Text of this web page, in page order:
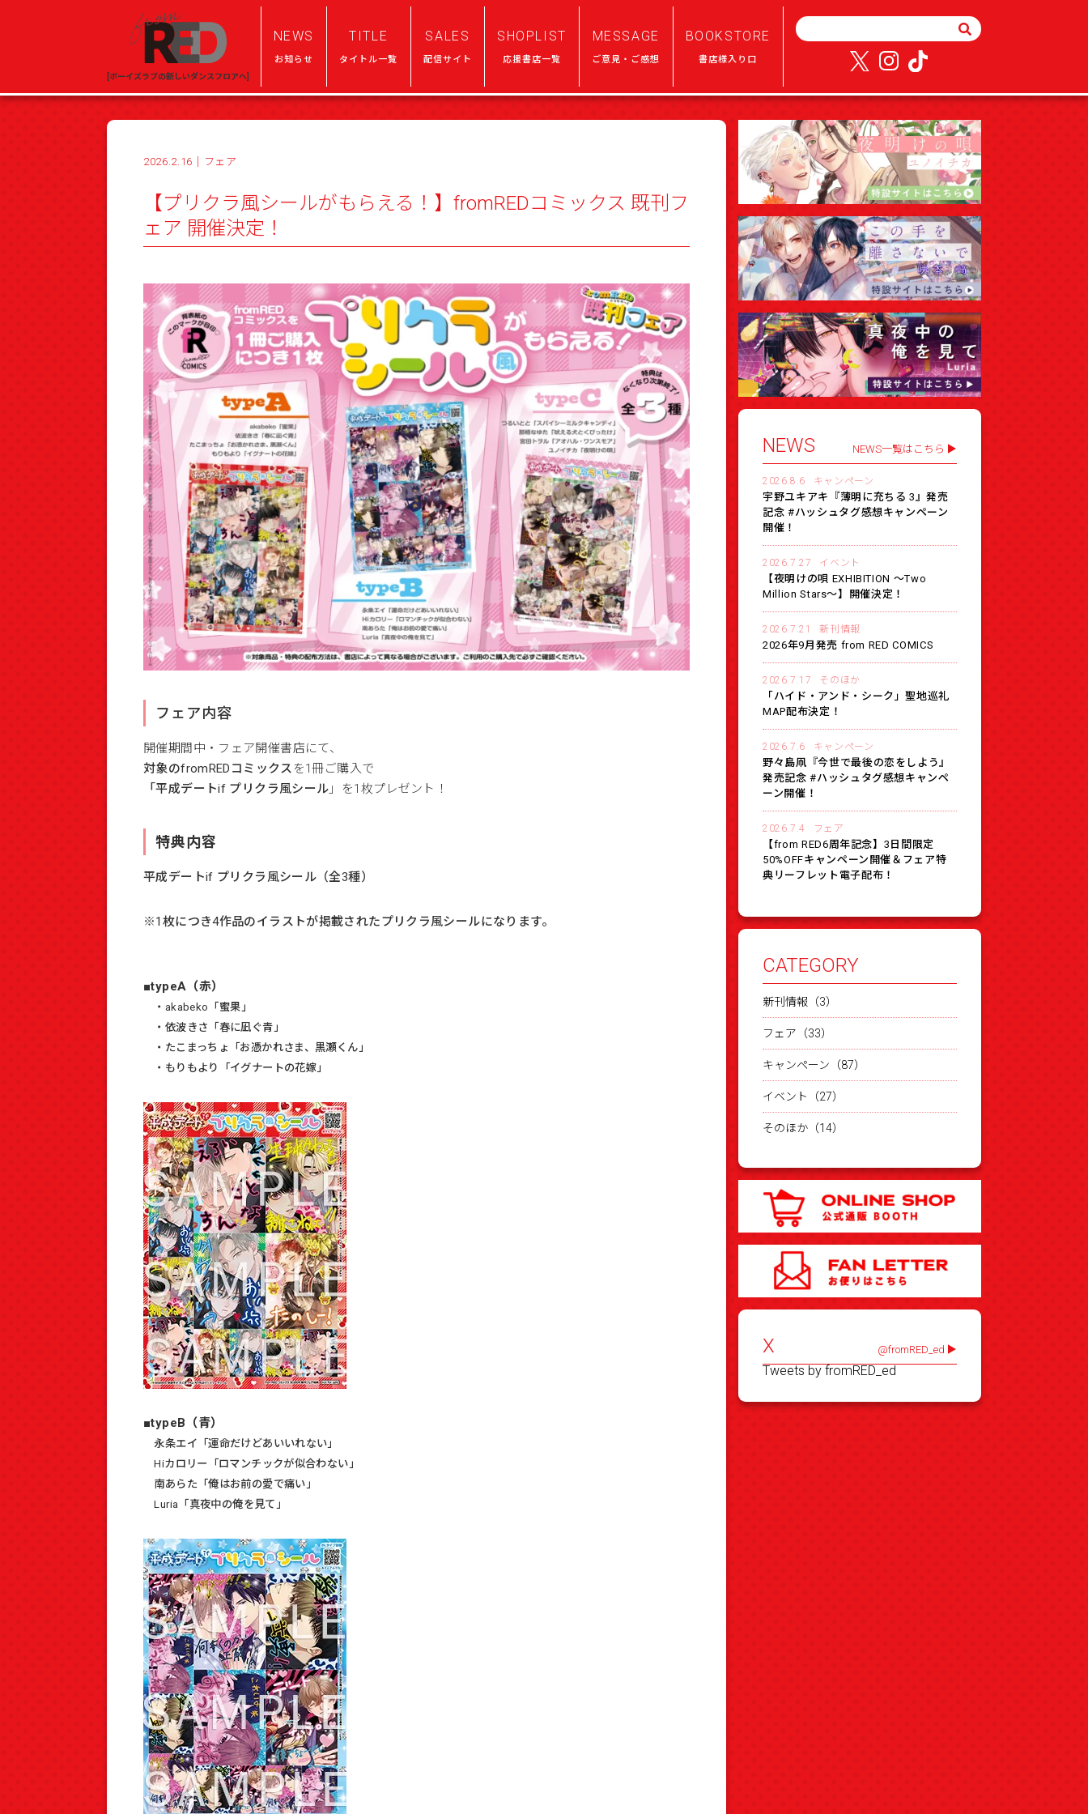
[ボーイズラブの新しいダンスフロアへ]
NEWS
お知らせ
TITLE
タイトル一覧
SALES
配信サイト
SHOPLIST
応援書店一覧
MESSAGE
ご意見・ご感想
BOOKSTORE
書店様入り口
2026.2.16 フェア
【プリクラ風シールがもらえる！】fromREDコミックス 既刊フ
ェア 開催決定！
フェア内容
開催期間中・フェア開催書店にて、
対象のfromREDコミックス を1冊ご購入で
「平成デートif プリクラ風シール 」を1枚プレゼント！
特典内容
平成デートif プリクラ風シール（全3種）
※1枚につき4作品のイラストが掲載されたプリクラ風シールになります。
■typeA（赤）
・akabeko「蜜果」
・依波きさ「春に凪ぐ青」
・たこまっちょ「お憑かれさま、黒瀬くん」
・もりもより「イグナートの花嫁」
■typeB（青）
永条エイ「運命だけどあいいれない」
Hiカロリー「ロマンチックが似合わない」
南あらた「俺はお前の愛で痛い」
Luria「真夜中の俺を見て」
NEWS NEWS一覧はこちら
2026.8.6 キャンペーン
宇野ユキアキ『薄明に充ちる 3』発売
記念 #ハッシュタグ感想キャンペーン
開催！
2026.7.27 イベント
【夜明けの唄 EXHIBITION 〜Two
Million Stars〜】開催決定！
2026.7.21 新刊情報
2026年9月発売 from RED COMICS
2026.7.17 そのほか
「ハイド・アンド・シーク」聖地巡礼
MAP配布決定！
2026.7.6 キャンペーン
野々島凧『今世で最後の恋をしよう』
発売記念 #ハッシュタグ感想キャンペ
ーン開催！
2026.7.4 フェア
【from RED6周年記念】3日間限定
50%OFFキャンペーン開催＆フェア特
典リーフレット電子配布！
CATEGORY
新刊情報（3）
フェア（33）
キャンペーン（87）
イベント（27）
そのほか（14）
X @fromRED_ed
Tweets by fromRED_ed